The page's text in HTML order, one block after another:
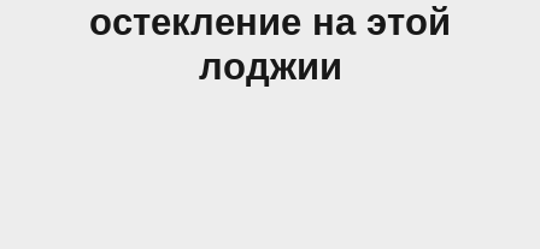
остекление на этой
лоджии